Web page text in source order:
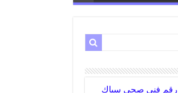
رقم فني صحي سباك